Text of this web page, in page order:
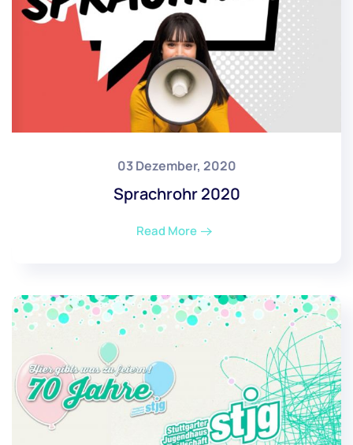
03 Dezember, 2020
Sprachrohr 2020
Read More